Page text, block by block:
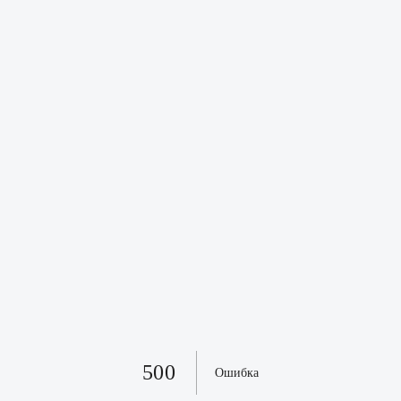
500 Ошибка